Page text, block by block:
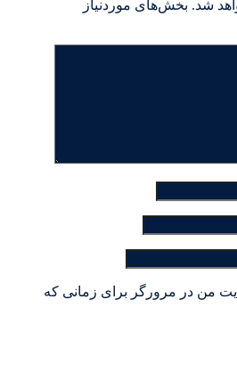
شد. بخش‌های موردنیاز
من در مرورگر برای زمانی که